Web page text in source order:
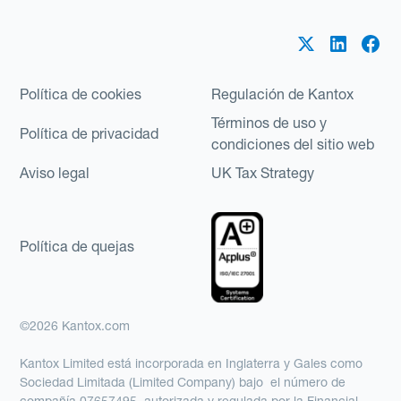
Política de cookies Regulación de Kantox
Política de privacidad
Términos de uso y
condiciones del sitio web
Aviso legal
UK Tax Strategy
Política de quejas
©2026 Kantox.com
Kantox Limited está incorporada en Inglaterra y Gales como
Sociedad Limitada (Limited Company) bajo el número de